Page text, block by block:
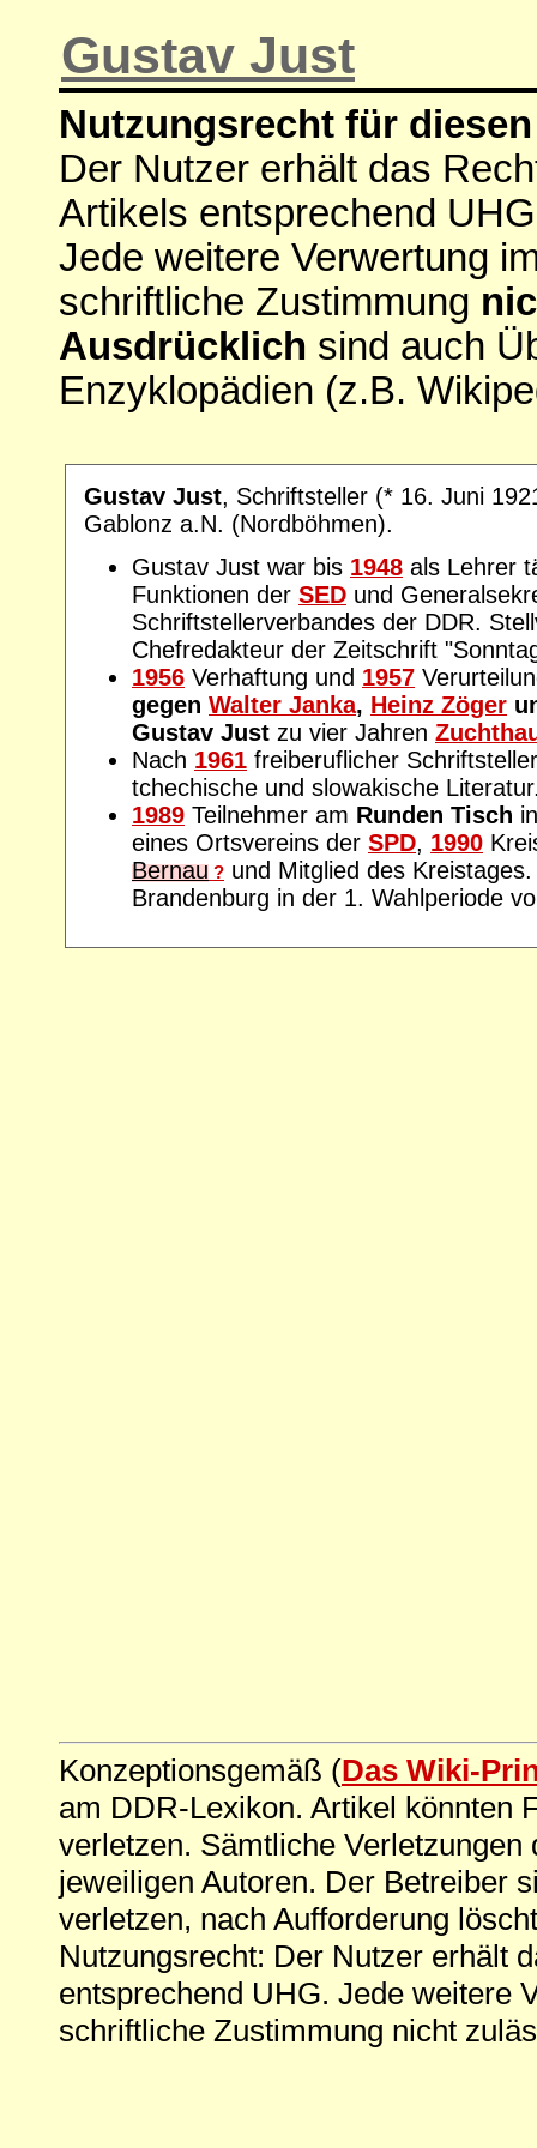
Gustav Just
Nutzungsrecht für
Der Nutzer erhält das
Artikels entsprechend
Jede weitere Verwertung
schriftliche Zustimmung
Ausdrücklich sind auch
Enzyklopädien (z.B.
Gustav Just, Schriftsteller (* 16. Juni
Gablonz a.N. (Nordböhmen).
Gustav Just war bis 1948 als Lehrer
Funktionen der SED und
Schriftstellerverbandes der DDR.
Chefredakteur der Zeitschrift
1956 Verhaftung und 1957
gegen Walter Janka, Heinz Zöger
Gustav Just zu vier Jahren
Nach 1961 freiberuflicher
tchechische und slowakische
1989 Teilnehmer am Runden Tisch
eines Ortsvereins der SPD, 1990
Bernau ? und Mitglied des
Brandenburg in der 1. Wahlperiode
Konzeptionsgemäß (Das Wiki-
am DDR-Lexikon. Artikel könnten
verletzen. Sämtliche
jeweiligen Autoren. Der Betreiber
verletzen, nach Aufforderung
Nutzungsrecht: Der Nutzer erhält
entsprechend UHG. Jede weitere
schriftliche Zustimmung nicht